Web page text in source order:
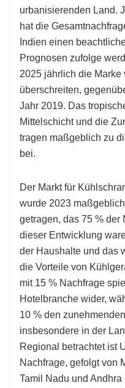
urbanisierenden Land.
hat die
Indien einen
Prognosen zufolge
2025 jährlich die
überschreiten,
Jahr 2019. Das
Mittelschicht und die
tragen maßgeblich zu
bei.
Der Markt für
wurde 2023
getragen, das 75 % der
dieser Entwicklung
der Haushalte und das
die Vorteile von
mit 15 % Nachfrage
Hotelbranche wider,
10 % den
insbesondere in der
Regional betrachtet ist
Nachfrage, gefolgt von
Tamil Nadu und